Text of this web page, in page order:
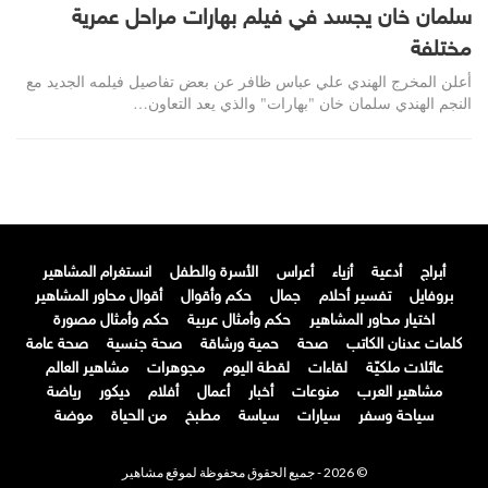
سلمان خان يجسد في فيلم بهارات مراحل عمرية
مختلفة
أعلن المخرج الهندي علي عباس ظافر عن بعض تفاصيل فيلمه الجديد مع
النجم الهندي سلمان خان "بهارات" والذي يعد التعاون…
أبراج أدعية أزياء أعراس الأسرة والطفل
انستغرام المشاهير
بروفايل
تفسير أحلام جمال حكم وأقوال
أقوال محاور المشاهير
اختيار محاور المشاهير
حكم وأمثال عربية
حكم وأمثال مصورة
كلمات عدنان الكاتب
صحة حمية ورشاقة صحة جنسية
صحة عامة
عائلات ملكيّة
لقاءات لقطة اليوم مجوهرات
مشاهير العالم
مشاهير العرب
منوعات أخبار أعمال أفلام ديكور
رياضة
سياحة وسفر
سيارات سياسة مطبخ من الحياة موضة
© 2026 - جميع الحقوق محفوظة لموقع مشاهير